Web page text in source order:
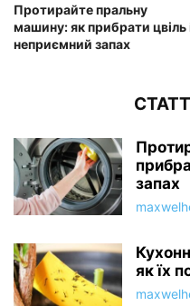
Протирайте пральну
машину: як прибрати цвіль
неприємний запах
запах
як їх